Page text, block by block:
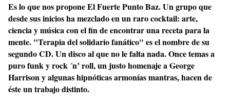
Es lo que nos propone El Fuerte Punto Baz. Un grupo que
desde sus inicios ha mezclado en un raro cocktail: arte,
ciencia y música con el fin de encontrar una receta para la
mente. "Terapia del solidario fanático" es el nombre de su
segundo CD. Un disco al que no le falta nada. Once temas a
puro funk y rock ´n’ roll, un justo homenaje a George
Harrison y algunas hipnóticas armonías mantras, hacen de
éste un trabajo distinto.